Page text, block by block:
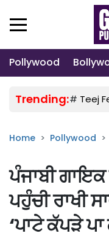
Pollywood
Trending:# Teej
Home Pollywood
ਪੰਜਾਬੀ
ਪਹੁੰਚੀ ਰਾਖੀ
‘ਪਾਟੇ ਕੱਪੜੇ